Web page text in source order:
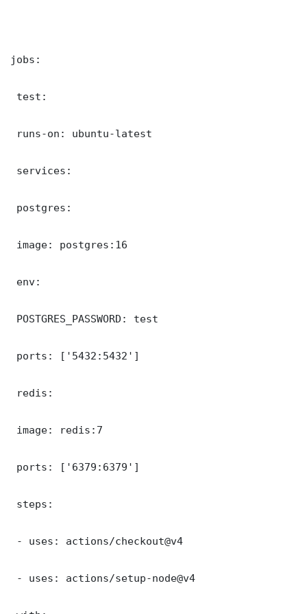
jobs:
test:
runs-on: ubuntu-latest
services:
postgres:
image: postgres:16
env:
POSTGRES_PASSWORD: test
ports: ['5432:5432']
redis:
image: redis:7
ports: ['6379:6379']
steps:
- uses: actions/checkout@v4
- uses: actions/setup-node@v4